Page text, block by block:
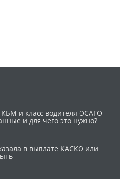
и класс водителя ОСАГО
и для чего это нужно?
в выплате КАСКО или